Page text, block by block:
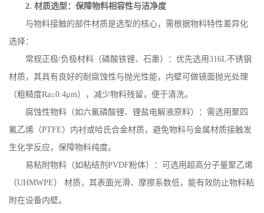
2.材质选型：保障物料相容性与洁净度
与物料接触的部件材质是选型的核心，需根据物料特性差异化
选择：
常规正极/负极材料（磷酸铁锂、石墨）：优先选用316L不锈钢
材质，其具有良好的耐腐蚀性与抛光性能，内壁可做镜面抛光处理
（粗糙度Ra≤0.4μm），减少物料残留，便于清洗。
腐蚀性物料（如六氟磷酸锂、锂盐电解液原料）：需选用聚四
氟乙烯（PTFE）内衬或哈氏合金材质，避免物料与金属材质接触发
生化学反应，保障物料纯度。
易粘附物料（如粘结剂 PVDF粉体）：可选用超高分子量聚乙烯
（UHMWPE） 材质，其表面光滑、摩擦系数低，能有效防止物料粘
附在设备内壁。